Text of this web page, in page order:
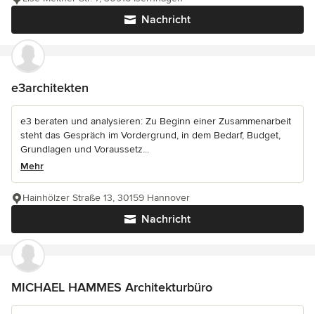
Nachricht
e3architekten
e3 beraten und analysieren: Zu Beginn einer Zusammenarbeit
steht das Gespräch im Vordergrund, in dem Bedarf, Budget,
Grundlagen und Voraussetz...
Mehr
Nachricht
Hainhölzer Straße 13, 30159 Hannover
MICHAEL HAMMES Architekturbüro